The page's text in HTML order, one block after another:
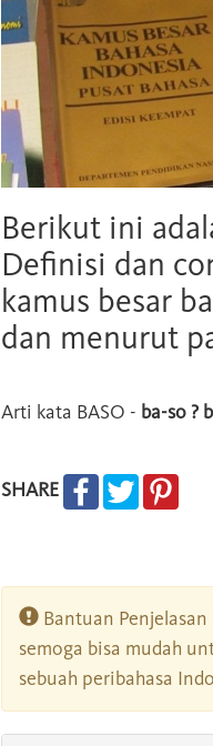
Berikut ini
Definisi dan
kamus besar
dan menurut
Arti kata BASO - ba-so ?
SHARE
Bantuan
semoga bisa mudah
sebuah peribahasa